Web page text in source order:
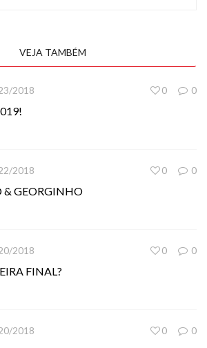
VEJA TAMBÉM
2018 0
0
2018 0
0
& GEORGINHO
2018 0
0
FINAL?
2018 0
0